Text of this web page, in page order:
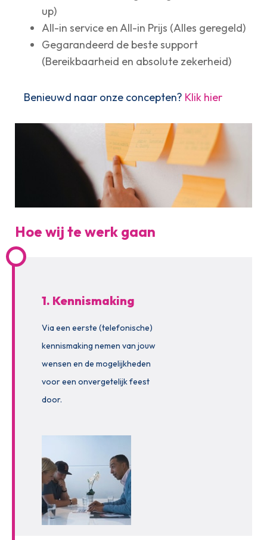
up)
All-in service en All-in Prijs (Alles geregeld)
Gegarandeerd de beste support
(Bereikbaarheid en absolute zekerheid)
Benieuwd naar onze concepten? Klik hier
Hoe wij te werk gaan
1. Kennismaking
Via een eerste (telefonische)
kennismaking nemen van jouw
wensen en de mogelijkheden
voor een onvergetelijk feest
door.